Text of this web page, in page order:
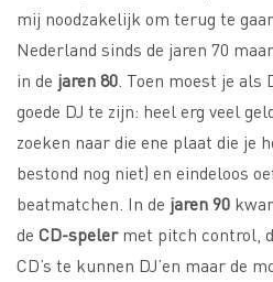
mij noodzakelijk om terug te
Nederland sinds de jaren 70
in de jaren 80 . Toen moest je als
goede DJ te zijn: heel erg veel
zoeken naar die ene plaat die je
bestond nog niet) en eindeloos
beatmatchen. In de jaren 90
de CD-spelermet pitch control,
CD’s te kunnen DJ’en maar de